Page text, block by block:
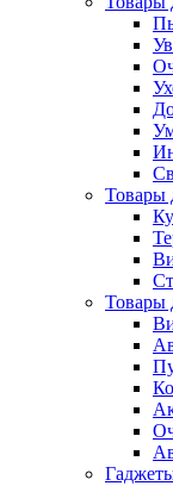
Товары
Товары